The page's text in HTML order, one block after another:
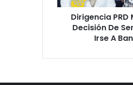
De
Dirigencia PRD
Decisión De
Irse A